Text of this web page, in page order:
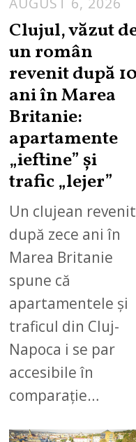
Clujul, văzut
un român
revenit după 10
ani în Marea
Britanie:
apartamente
„ieftine” și
trafic „lejer”
Un clujean revenit
după zece ani în
Marea Britanie
spune că
apartamentele și
traficul din Cluj-
Napoca i se par
accesibile în
comparație…